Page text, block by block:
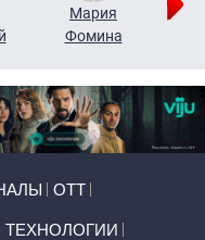
Мария
Фомина
ОТТ
ТЕХНОЛОГИИ